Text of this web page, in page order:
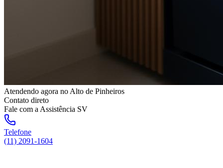
Atendendo agora no Alto de Pinheiros
Contato direto
Fale com a Assistência SV
Telefone
(11) 2091-1604